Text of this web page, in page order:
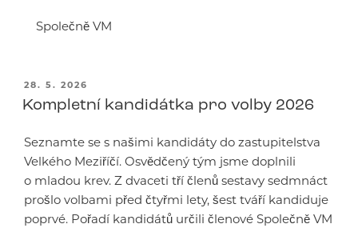
Společně VM
PUBLIKOVÁNO
28. 5. 2026
Kompletní kandidátka pro volby 2026
Seznamte se s našimi kandidáty do zastupitelstva
Velkého Meziříčí. Osvědčený tým jsme doplnili
o mladou krev. Z dvaceti tří členů sestavy sedmnáct
prošlo volbami před čtyřmi lety, šest tváří kandiduje
poprvé. Pořadí kandidátů určili členové Společně VM